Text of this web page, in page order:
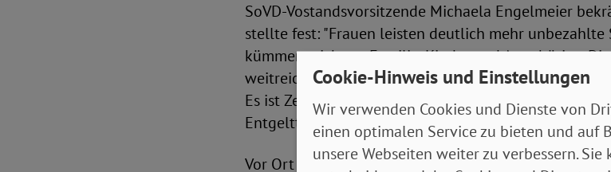
SoVD-Vostandsvorsitzende Michaela Engelmeier
stellte fest: "Frauen leisten deutlich mehr unbezahlte
kümmern sich um Familie, Kinder und Angehörige.
weitreichende negative Folgen nach sich - finanziell
Es ist Zeit für Veränderung! Wir fordern eine
Entgelttransparenzgesetzes zu einem starken
Vor Ort war auch die Bundesfamilienministerin Lisa
Cookie-Hinweis und Einstellungen
Wir verwenden Cookies und Dienste von
einen optimalen Service zu bieten und auf
unsere Webseiten weiter zu verbessern. Sie